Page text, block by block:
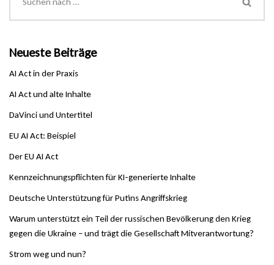
Neueste Beiträge
AI Act in der Praxis
AI Act und alte Inhalte
DaVinci und Untertitel
EU AI Act: Beispiel
Der EU AI Act
Kennzeichnungspflichten für KI-generierte Inhalte
Deutsche Unterstützung für Putins Angriffskrieg
Warum unterstützt ein Teil der russischen Bevölkerung den Krieg
gegen die Ukraine – und trägt die Gesellschaft Mitverantwortung?
Strom weg und nun?